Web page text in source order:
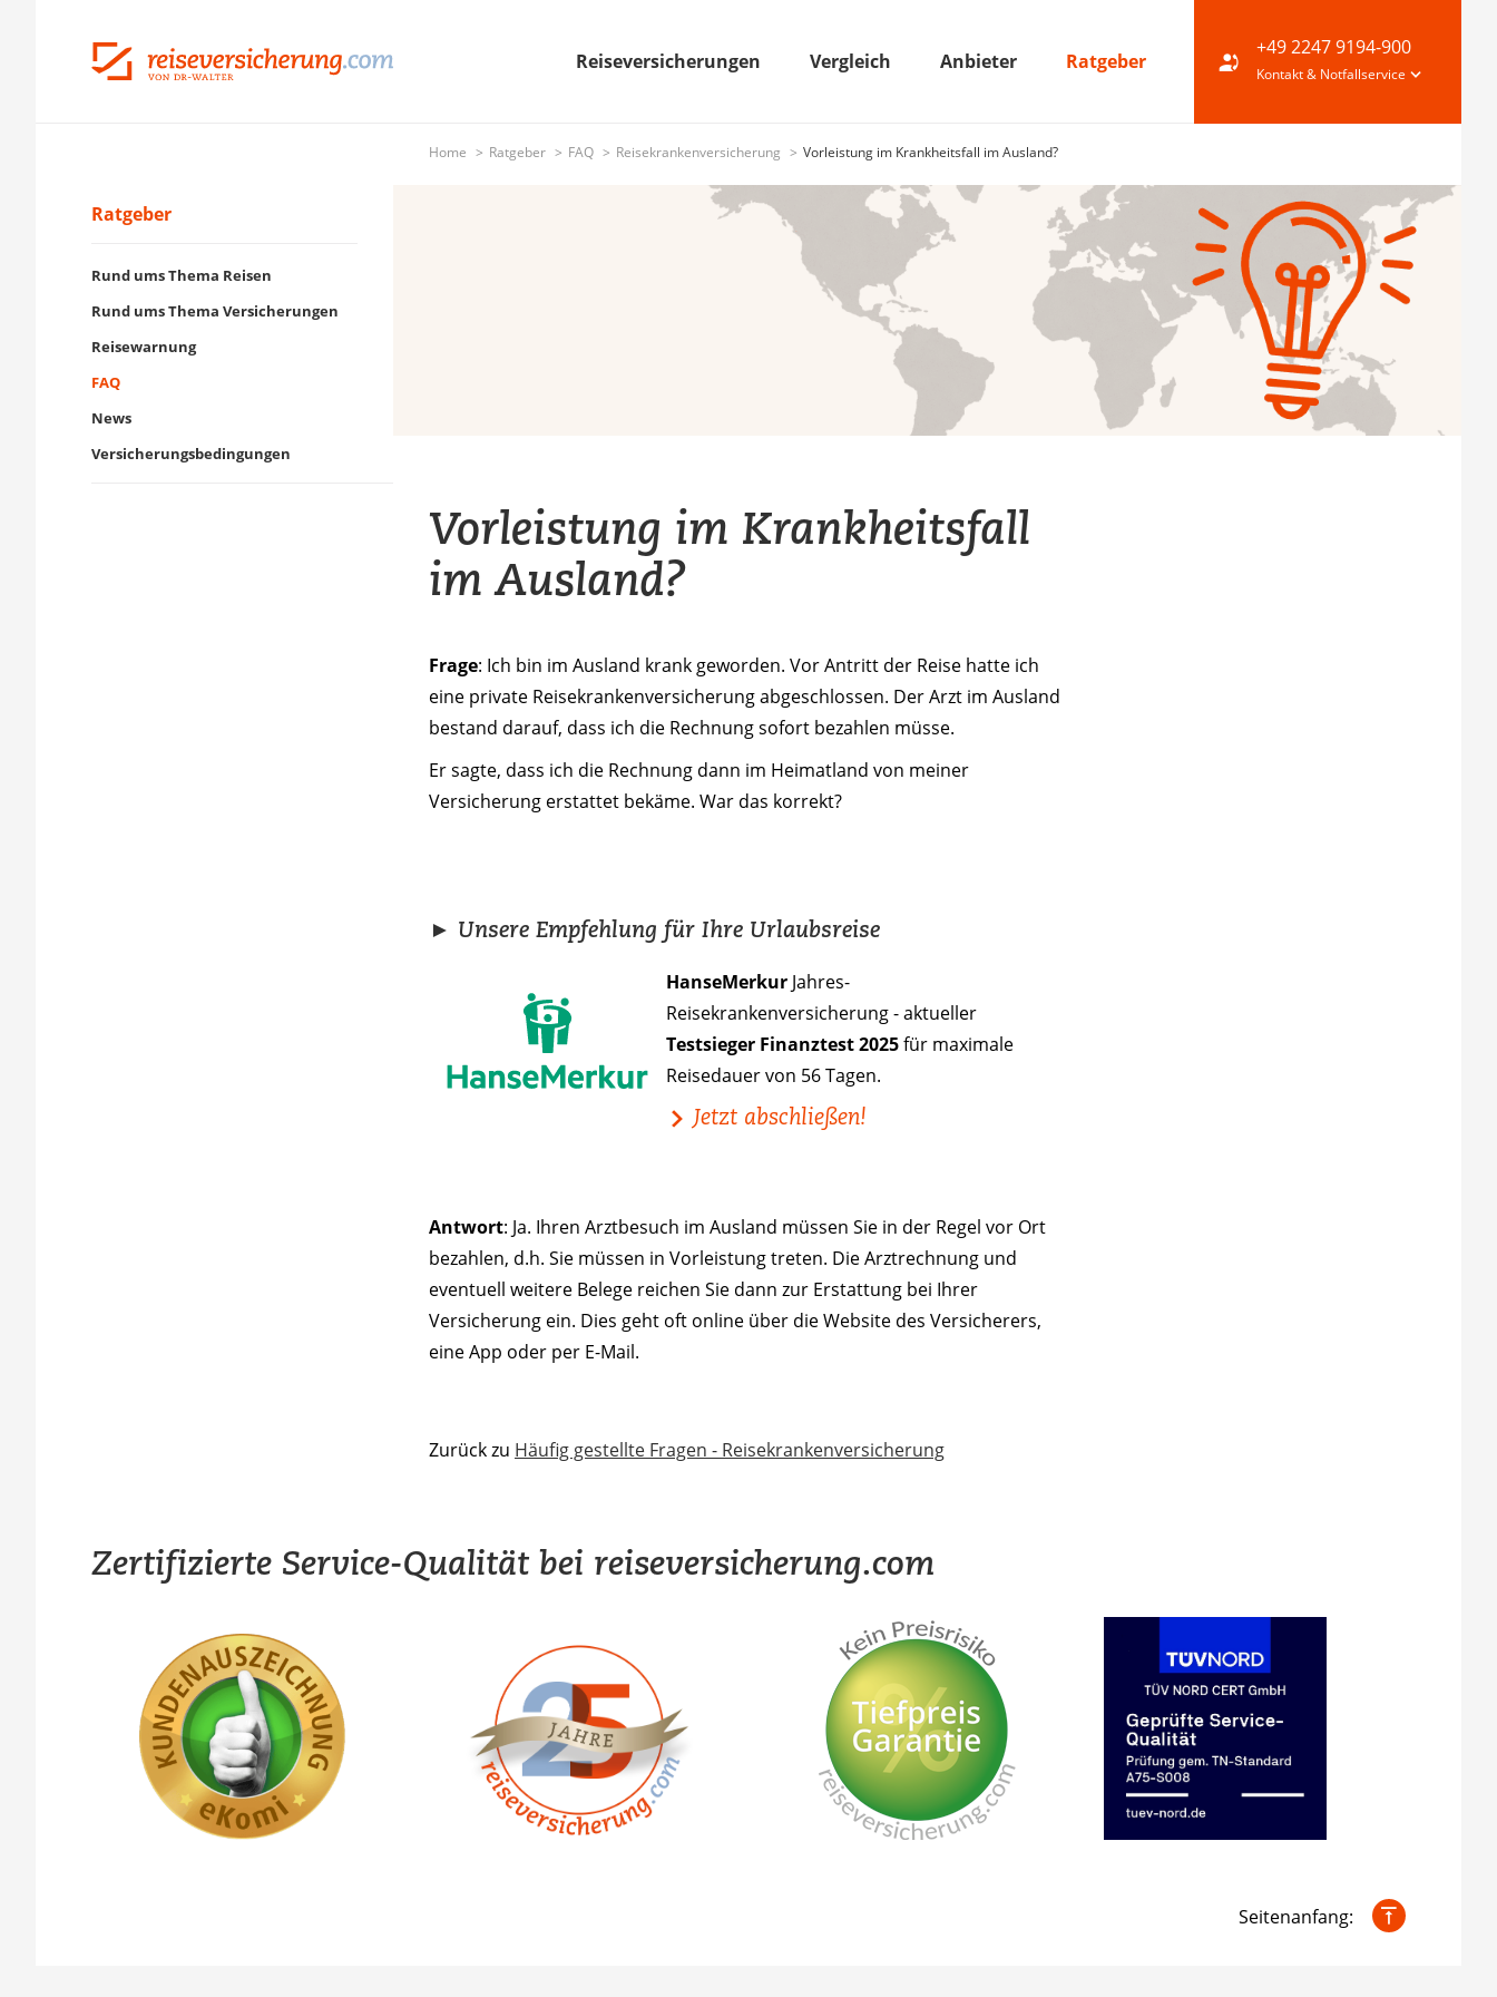
Reiseversicherungen Vergleich Anbieter Ratgeber
+49 2247 9194-900
Kontakt & Notfallservice
Home Ratgeber FAQ Reisekrankenversicherung Vorleistung im Krankheitsfall im Ausland?
Ratgeber
Rund ums Thema Reisen
Rund ums Thema Versicherungen
Reisewarnung
FAQ
News
Versicherungsbedingungen
Vorleistung im Krankheitsfall
im Ausland?
Frage: Ich bin im Ausland krank geworden. Vor Antritt der Reise hatte ich
eine private Reisekrankenversicherung abgeschlossen. Der Arzt im Ausland
bestand darauf, dass ich die Rechnung sofort bezahlen müsse.
Er sagte, dass ich die Rechnung dann im Heimatland von meiner
Versicherung erstattet bekäme. War das korrekt?
► Unsere Empfehlung für Ihre Urlaubsreise
HanseMerkur Jahres-
Reisekrankenversicherung - aktueller
Testsieger Finanztest 2025für maximale
Reisedauer von 56 Tagen.
Jetzt abschließen!
Antwort: Ja. Ihren Arztbesuch im Ausland müssen Sie in der Regel vor Ort
bezahlen, d.h. Sie müssen in Vorleistung treten. Die Arztrechnung und
eventuell weitere Belege reichen Sie dann zur Erstattung bei Ihrer
Versicherung ein. Dies geht oft online über die Website des Versicherers,
eine App oder per E-Mail.
Zurück zu Häufig gestellte Fragen - Reisekrankenversicherung
Zertifizierte Service-Qualität bei reiseversicherung.com
Seitenanfang: